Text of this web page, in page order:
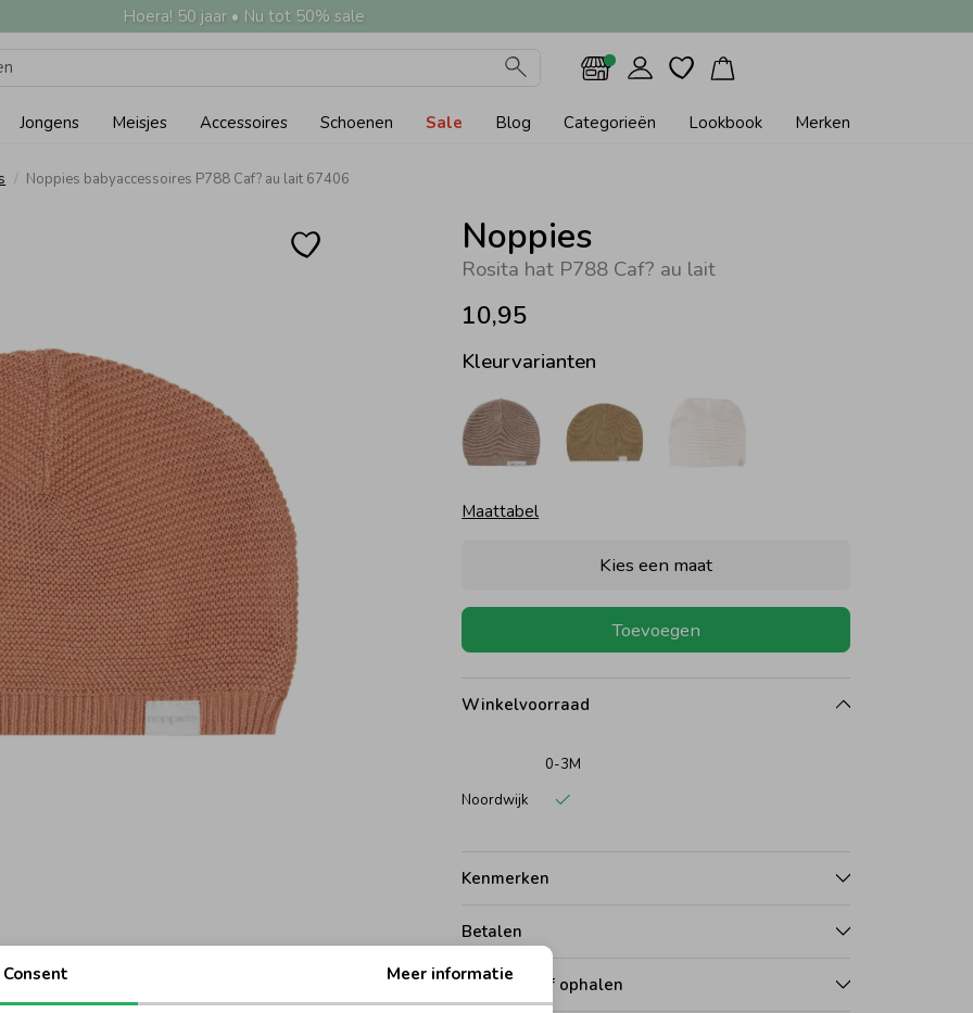
Hoera! 50 jaar • Nu tot 50% sale
Jongens Meisjes Accessoires Schoenen Sale Blog Categorieën Lookbook Merken
Noppies babyaccessoires P788 Caf? au lait 67406
Noppies
Rosita hat P788 Caf? au lait
10,95
Kleurvarianten
Maattabel
Kies een maat
Toevoegen
Winkelvoorraad
0-3M
Noordwijk
Kenmerken
Betalen
Bezorgen of ophalen
Consent Meer informatie